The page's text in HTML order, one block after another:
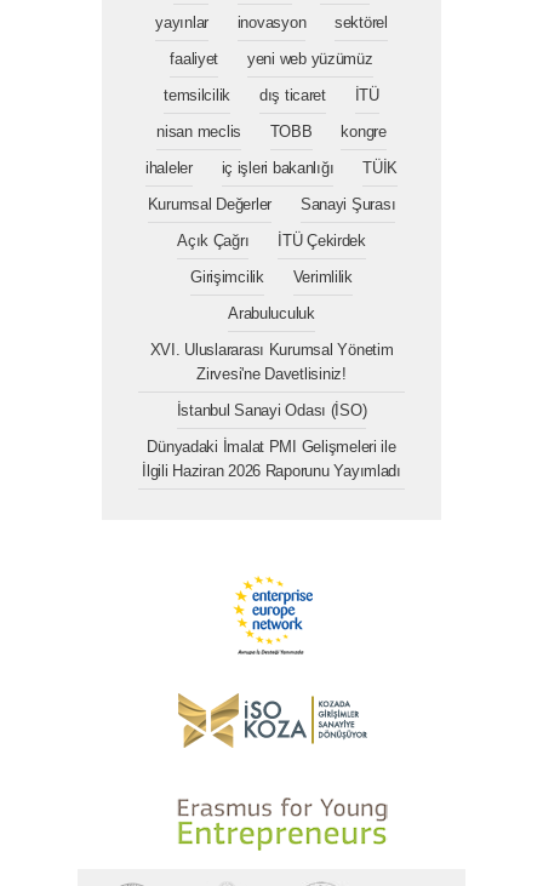
yayınlar
inovasyon
sektörel
faaliyet
yeni web yüzümüz
temsilcilik
dış ticaret
İTÜ
nisan meclis
TOBB
kongre
ihaleler
iç işleri bakanlığı
TÜİK
Kurumsal Değerler
Sanayi Şurası
Açık Çağrı
İTÜ Çekirdek
Girişimcilik
Verimlilik
Arabuluculuk
XVI. Uluslararası Kurumsal Yönetim
Zirvesi'ne Davetlisiniz!
İstanbul Sanayi Odası (İSO)
Dünyadaki İmalat PMI Gelişmeleri ile
İlgili Haziran 2026 Raporunu Yayımladı